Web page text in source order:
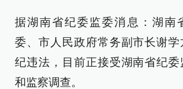
据湖南省纪委监委消息：湖南
委、市人民政府常务副市长谢
纪违法，目前正接受湖南省纪
和监察调查。